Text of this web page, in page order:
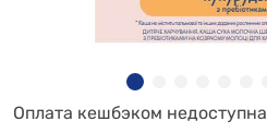
Оплата кешбэком недоступна